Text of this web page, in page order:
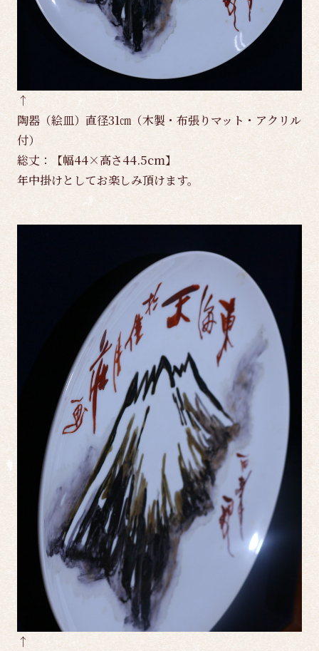
↑
陶器（絵皿）直径31㎝（木製・布張りマット・アクリル
付）
総丈：【幅44×高さ44.5cm】
年中掛けとしてお楽しみ頂けます。
↑